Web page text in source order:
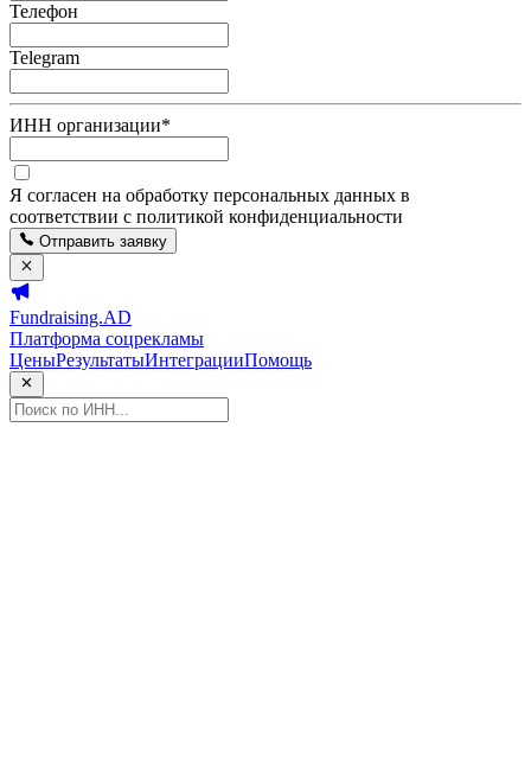
Телефон
Telegram
ИНН организации*
Я согласен на обработку персональных данных в
соответствии с политикой конфиденциальности
Отправить заявку
Fundraising.AD
Платформа соцрекламы
ЦеныРезультатыИнтеграцииПомощь